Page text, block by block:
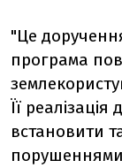
"Це
програма
Її
встановити